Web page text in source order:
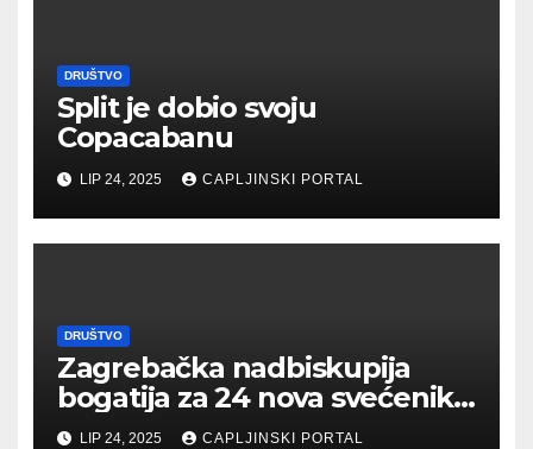
DRUŠTVO
Split je dobio svoju
Copacabanu
LIP 24, 2025 CAPLJINSKI PORTAL
DRUŠTVO
Zagrebačka nadbiskupija
bogatija za 24 nova svećenika
– među njima i ljubušak
LIP 24, 2025 CAPLJINSKI PORTAL